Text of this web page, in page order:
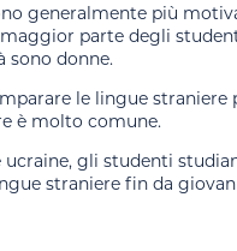
generalmente più
parte degli
sono donne.
le lingue straniere
è molto comune.
ucraine, gli studenti
straniere fin da